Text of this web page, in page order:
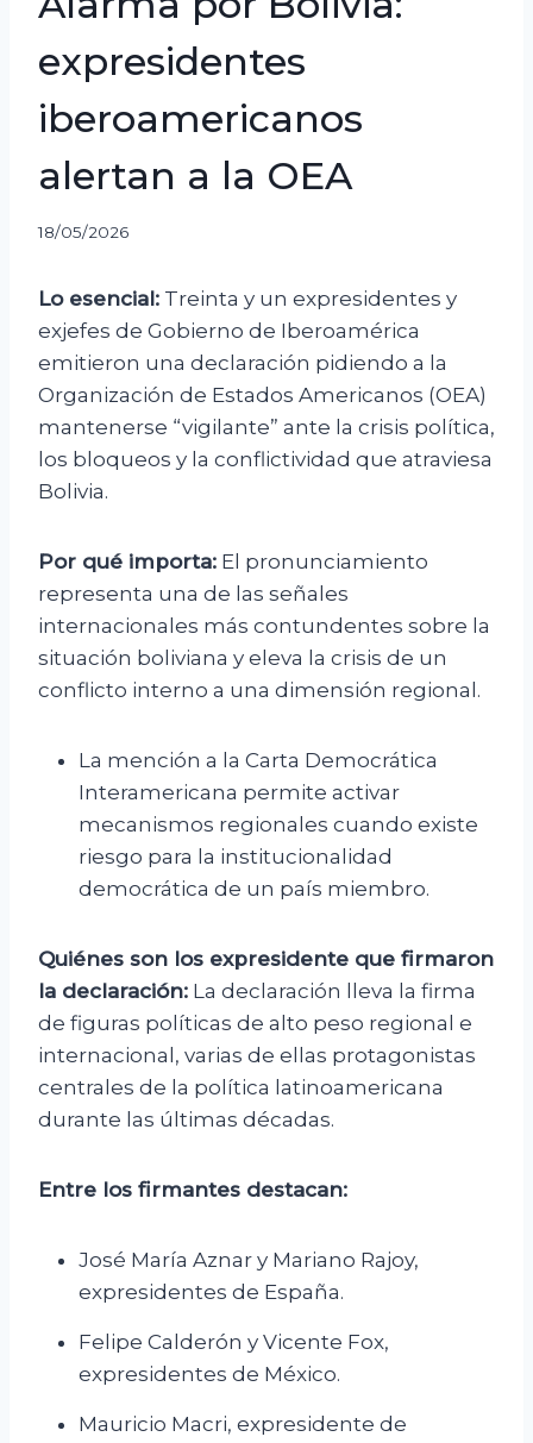
expresidentes
iberoamericanos
alertan a la OEA
18/05/2026
Lo esencial: Treinta y un expresidentes y
exjefes de Gobierno de Iberoamérica
emitieron una declaración pidiendo a la
Organización de Estados Americanos (OEA)
mantenerse “vigilante” ante la crisis política,
los bloqueos y la conflictividad que atraviesa
Bolivia.
Por qué importa: El pronunciamiento
representa una de las señales
internacionales más contundentes sobre la
situación boliviana y eleva la crisis de un
conflicto interno a una dimensión regional.
La mención a la Carta Democrática
Interamericana permite activar
mecanismos regionales cuando existe
riesgo para la institucionalidad
democrática de un país miembro.
Quiénes son los expresidente que firmaron
la declaración: La declaración lleva la firma
de figuras políticas de alto peso regional e
internacional, varias de ellas protagonistas
centrales de la política latinoamericana
durante las últimas décadas.
Entre los firmantes destacan:
José María Aznar y Mariano Rajoy,
expresidentes de España.
Felipe Calderón y Vicente Fox,
expresidentes de México.
Mauricio Macri, expresidente de